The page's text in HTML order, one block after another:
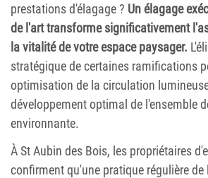
prestations d'élagage ? Un élagage
de l'art transforme significativement
la vitalité de votre espace paysager.
stratégique de certaines ramifications
optimisation de la circulation
développement optimal de l'ensemble
environnante.
À St Aubin des Bois, les propriétaires
confirment qu'une pratique régulière de